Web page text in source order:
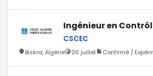
Ingénieur en
CSCEC
Biskra, Algérie 26 juillet Confirmé /